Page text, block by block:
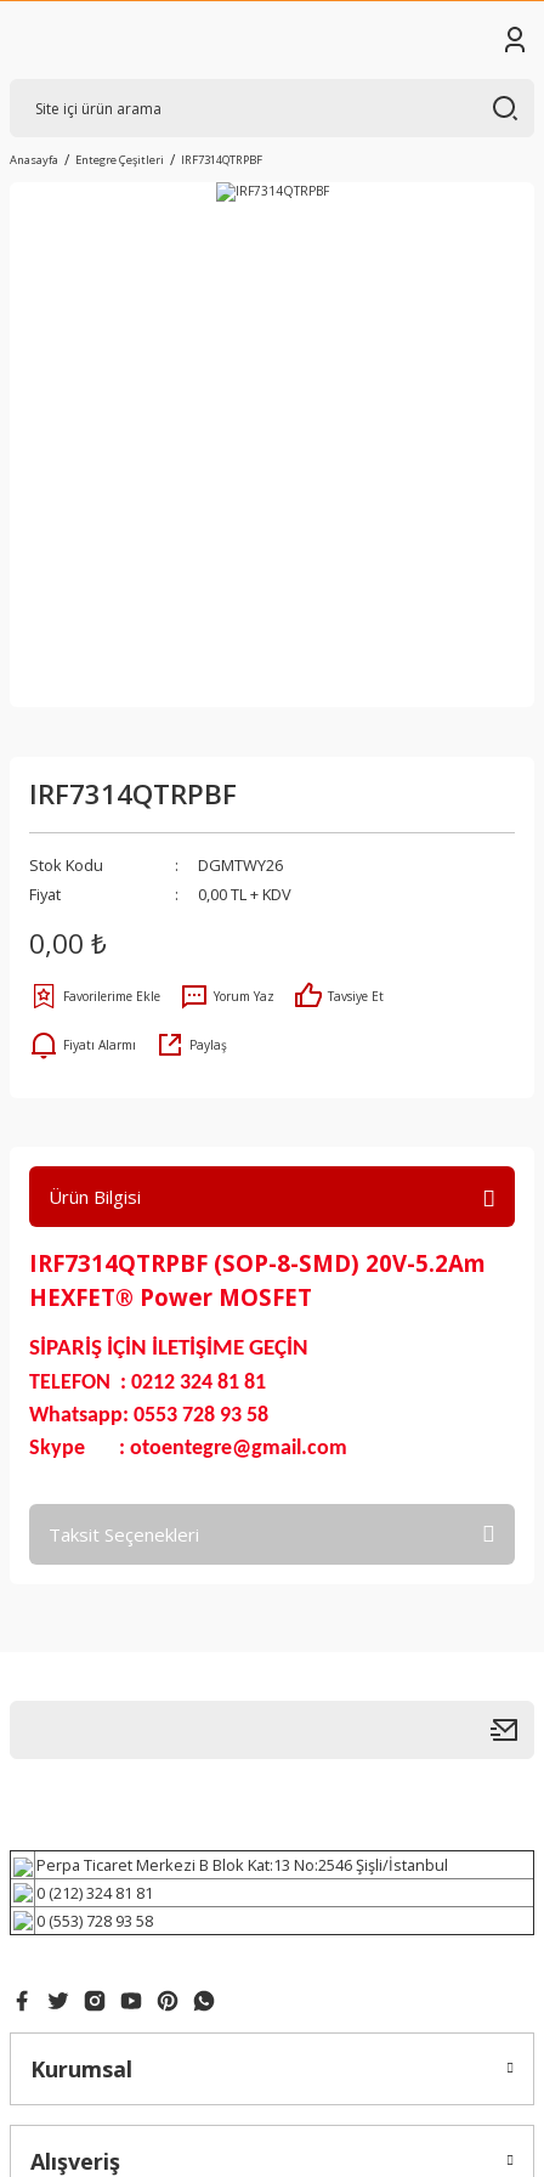
Anasayfa Entegre Çeşitleri IRF7314QTRPBF
IRF7314QTRPBF
Stok Kodu
DGMTWY26
Fiyat
0,00 TL + KDV
0,00 ₺
Yorum Yaz Tavsiye Et
Fiyatı Alarmı Paylaş
Ürün Bilgisi
IRF7314QTRPBF (SOP-8-SMD) 20V-5.2Am
HEXFET® Power MOSFET
SİPARİŞ İÇİN İLETİŞİME GEÇİN
TELEFON : 0212 324 81 81
Whatsapp: 0553 728 93 58
Skype : otoentegre@gmail.com
Taksit Seçenekleri
Perpa Ticaret Merkezi B Blok Kat:13 No:2546 Şişli/İstanbul
0 (212) 324 81 81
0 (553) 728 93 58
Kurumsal
Alışveriş